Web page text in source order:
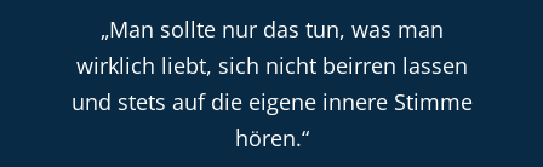
„Man sollte nur das tun, was man
wirklich liebt, sich nicht beirren lassen
und stets auf die eigene innere Stimme
hören.“